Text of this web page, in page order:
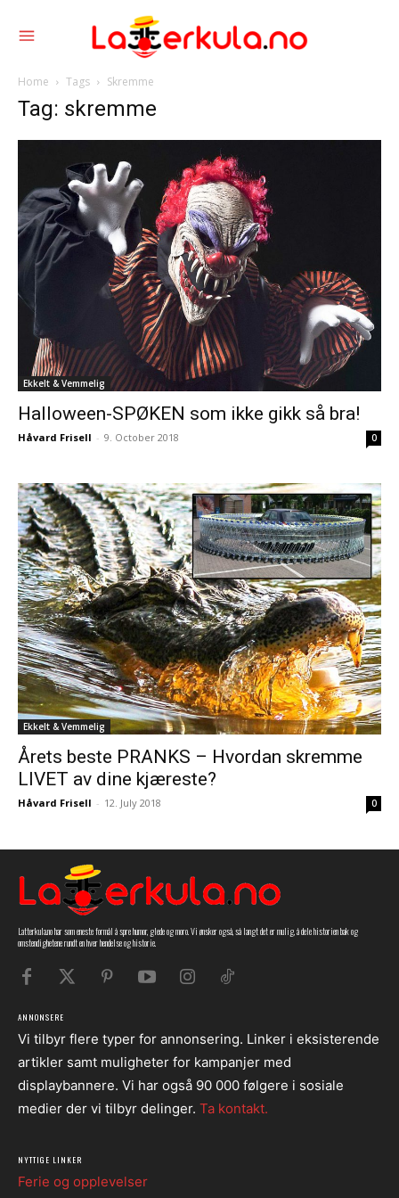
Home Tags Skremme
Tag: skremme
Ekkelt & Vemmelig
Halloween-SPØKEN som ikke gikk så bra!
Håvard Frisell - 9. October 2018 0
Ekkelt & Vemmelig
Årets beste PRANKS – Hvordan skremme
LIVET av dine kjæreste?
Håvard Frisell - 12. July 2018 0
Latterkula.no har som eneste formål å spre humor, glede og moro. Vi ønsker også, så langt det er mulig, å dele historien bak og
omstendighetene rundt en hver hendelse og historie.
ANNONSERE
Vi tilbyr flere typer for annonsering. Linker i eksisterende
artikler samt muligheter for kampanjer med
displaybannere. Vi har også 90 000 følgere i sosiale
medier der vi tilbyr delinger. Ta kontakt.
NYTTIGE LINKER
Ferie og opplevelser